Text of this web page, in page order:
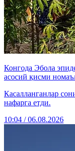
Конгода Эбола
асосий қисми
Касалланганлар
нафарга етди.
10:04 / 06.08.2026